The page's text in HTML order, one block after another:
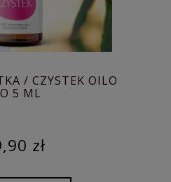
/ CZYSTEK OILO
5 ML
zł